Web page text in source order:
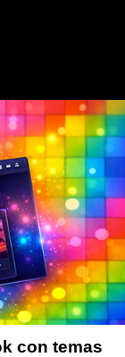
con temas